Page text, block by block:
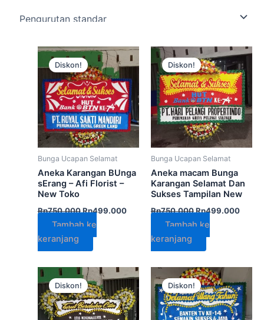
Diskon!
Bunga Ucapan Selamat
Aneka Karangan BUnga
sErang – Afi Florist –
New Toko
Rp750.000
Harga
aslinya
adalah:
Rp750.000.
Rp499.000
Harga
saat
ini
adalah:
Rp499.000.
Tambah ke
keranjang
Diskon!
Bunga Ucapan Selamat
Aneka macam Bunga
Karangan Selamat Dan
Sukses Tampilan New
Rp750.000
Harga
aslinya
adalah:
Rp750.000.
Rp499.000
Harga
saat
ini
Tambah ke
keranjang
Diskon!
Harga
aslinya
adalah:
Rp900.000.
Harga
saat
ini
adalah:
Rp799.000.
Diskon!
Harga
aslinya
adalah:
Rp650.000.
saat
ini